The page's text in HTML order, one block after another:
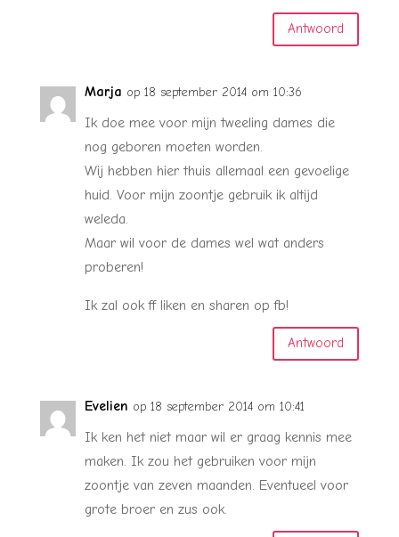
Antwoord
Marja op 18 september 2014 om 10:36
Ik doe mee voor mijn tweeling dames die
nog geboren moeten worden.
Wij hebben hier thuis allemaal een gevoelige
huid. Voor mijn zoontje gebruik ik altijd
weleda.
Maar wil voor de dames wel wat anders
proberen!
Ik zal ook ff liken en sharen op fb!
Antwoord
Evelien op 18 september 2014 om 10:41
Ik ken het niet maar wil er graag kennis mee
maken. Ik zou het gebruiken voor mijn
zoontje van zeven maanden. Eventueel voor
grote broer en zus ook.